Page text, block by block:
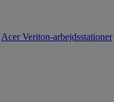
Acer Veriton-arbejdsstationer